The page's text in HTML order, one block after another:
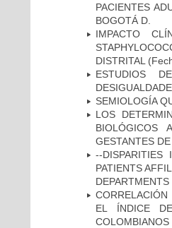
PACIENTES
BOGOTÁ D.
IMPACTO
DISTRITAL
ESTUDIOS
SEMIOLOGÍA
LOS
BIOLÓGICOS
GESTANTES
--DISPARITIES
PATIENTS
EL ÍNDICE DE